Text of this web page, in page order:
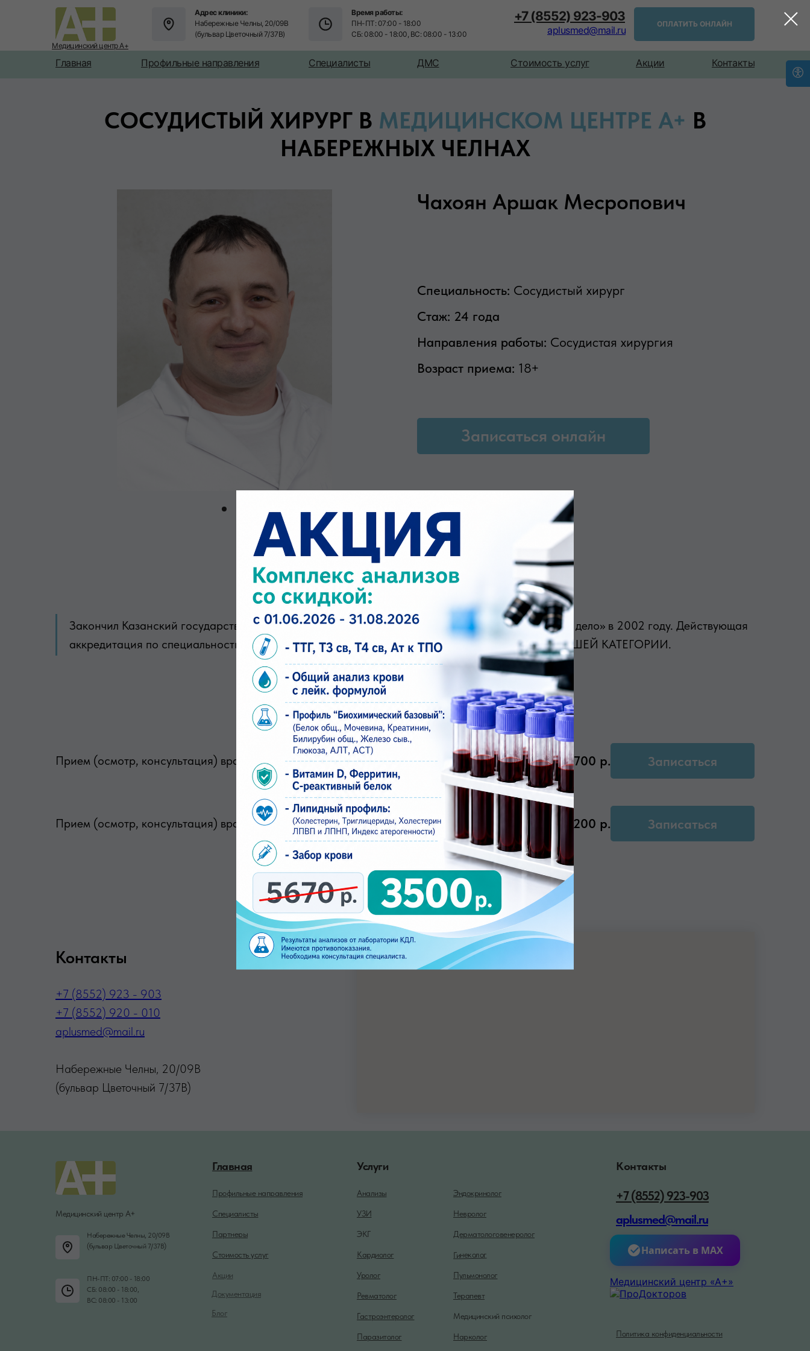
+7 (8552) 923-903
Время работы:
ПН-ПТ: 07:00 - 18:00
СБ: 08:00 - 18:00, ВС: 08:00 - 13:00
aplusmed@mail.ru
Адрес клиники:
Набережные Челны, 20/09В
(бульвар Цветочный 7/37В)
ОПЛАТИТЬ ОНЛАЙН
Контакты
Акции
Стоимость услуг
ДМС
Специалисты
Профильные направления
Главная
Медицинский центр А+
СОСУДИСТЫЙ ХИРУРГ В МЕДИЦИНСКОМ ЦЕНТРЕ А+ В
НАБЕРЕЖНЫХ ЧЕЛНАХ
Чахоян Аршак Месропович
Специальность: Сосудистый хирург
Стаж: 24 года
Направления работы: Сосудистая хирургия
Возраст приема: 18+
Записаться онлайн
ОБРАЗОВАНИЕ
Закончил Казанский государственный медицинский университет по специальности «Лечебное дело» в 2002 году. Действующая
аккредитация по специальности «Сердечно-сосудистая хирургия» от 23.03.2022 г. ВРАЧ ВЫСШЕЙ КАТЕГОРИИ.
ПЕРЕЧЕНЬ УСЛУГ
Прием (осмотр, консультация) врача-сосудистого хирурга первичный 2700 р. Записаться
Прием (осмотр, консультация) врача-сосудистого хирурга повторный (в течение месяца) 2200 р. Записаться
Контакты
+7 (8552) 923 - 903
+7 (8552) 920 - 010
aplusmed@mail.ru
Набережные Челны, 20/09В
(бульвар Цветочный 7/37В)
Медицинский центр А+
Политика конфиденциальности
Набережные Челны, 20/09В
(бульвар Цветочный 7/37В)
ПН-ПТ: 07:00 - 18:00
СБ: 08:00 - 18:00,
ВС: 08:00 - 13:00
Контакты
Услуги
Акции
Документация
Блог
Уролог
Кардиолог
ЭКГ
УЗИ
Анализы
Паразитолог
Медицинский психолог
aplusmed@mail.ru
+7 (8552) 923-903
Ревматолог
Пульмонолог
Гинеколог
Дерматологовенеролог
Невролог
Эндокринолог
Нарколог
Гастроэнтеролог
Терапевт
Стоимость услуг
Партнеры
Специалисты
Профильные направления
Главная
Медицинский центр «А+»
Написать в MAX